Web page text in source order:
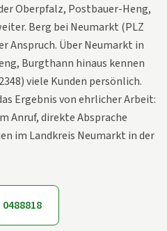
Oberpfalz, Postbauer-Heng,
Berg bei Neumarkt (PLZ
Anspruch. Über Neumarkt in
Burgthann hinaus kennen
viele Kunden persönlich.
Ergebnis von ehrlicher Arbeit:
Anruf, direkte Absprache
im Landkreis Neumarkt in der